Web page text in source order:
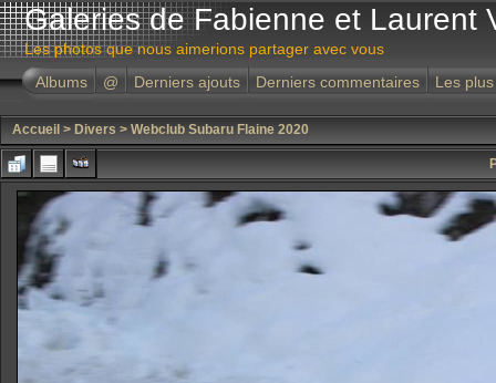
Galeries de Fabienne et Laurent
Les photos que nous aimerions partager avec vous
Albums
@ Derniers ajouts Derniers commentaires Les
Accueil > Divers > Webclub Subaru Flaine 2020